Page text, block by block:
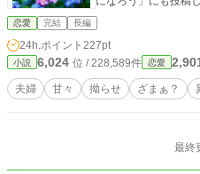
恋愛 完結 長編
24h.ポイント 227pt
小説 6,024 位 / 228,589件 恋愛
夫婦 甘々 拗らせ ざまぁ？
最終